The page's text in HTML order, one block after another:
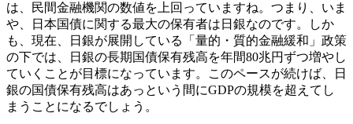
は、民間金融機関の数値を上回っていますね。つまり、いま
や、日本国債に関する最大の保有者は日銀なのです。しか
も、現在、日銀が展開している「量的・質的金融緩和」政策
の下では、日銀の長期国債保有残高を年間80兆円ずつ増やし
ていくことが目標になっています。このペースが続けば、日
銀の国債保有残高はあっという間にGDPの規模を超えてし
まうことになるでしょう。